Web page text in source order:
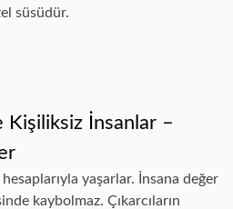
süsüdür.
Kişiliksiz İnsanlar –
yaşarlar. İnsana değer
kaybolmaz. Çıkarcıların